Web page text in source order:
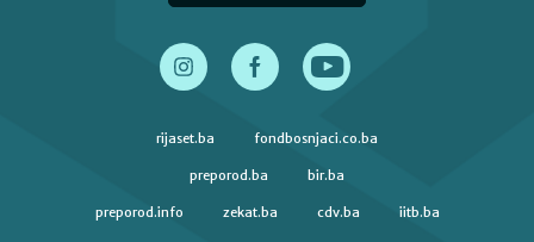
rijaset.ba fondbosnjaci.co.ba
preporod.ba bir.ba
preporod.info zekat.ba cdv.ba iitb.ba